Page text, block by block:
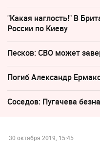
"Какая наглость!" В
России по Киеву
Песков: СВО может
Погиб Александр
Соседов: Пугачева
30 октября 2019, 15:45